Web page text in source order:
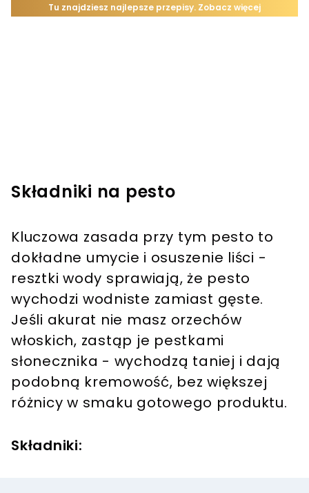
Składniki na pesto
Kluczowa zasada przy tym pesto to
dokładne umycie i osuszenie liści -
resztki wody sprawiają, że pesto
wychodzi wodniste zamiast gęste.
Jeśli akurat nie masz orzechów
włoskich, zastąp je pestkami
słonecznika - wychodzą taniej i dają
podobną kremowość, bez większej
różnicy w smaku gotowego produktu.
Składniki: